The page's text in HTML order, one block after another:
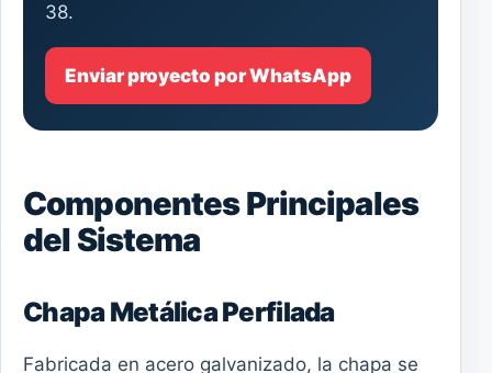
38.
Enviar proyecto por WhatsApp
Componentes Principales
del Sistema
Chapa Metálica Perfilada
Fabricada en acero galvanizado, la chapa se